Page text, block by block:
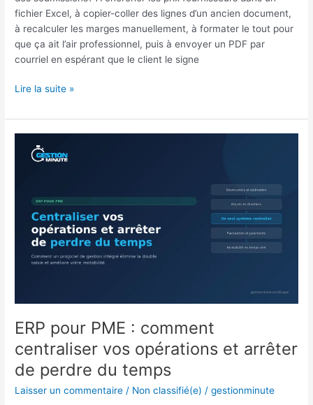
fichier Excel, à copier-coller des lignes d’un ancien document,
à recalculer les marges manuellement, à formater le tout pour
que ça ait l’air professionnel, puis à envoyer un PDF par
courriel en espérant que le client le signe
Lire la suite »
ERP pour PME : comment
centraliser vos opérations et arrêter
de perdre du temps
Laisser un commentaire / Non classifié(e) /gestionminute
pour
comment
centraliser
opérations
du